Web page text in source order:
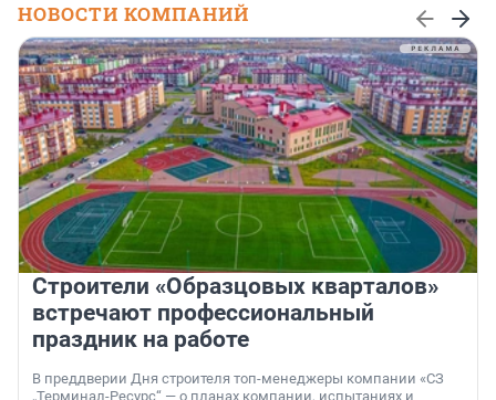
НОВОСТИ КОМПАНИЙ
Строители «Образцовых кварталов»
встречают профессиональный
праздник на работе
В преддверии Дня строителя топ-менеджеры компании «СЗ
„Терминал-Ресурс“ — о планах компании, испытаниях и